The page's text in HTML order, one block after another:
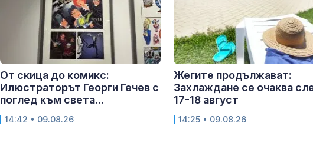
От скица до комикс:
Илюстраторът Георги Гечев с
поглед към света...
14:42 • 09.08.26
Жегите продължават:
Захлаждане се очаква
17-18 август
14:25 • 09.08.26